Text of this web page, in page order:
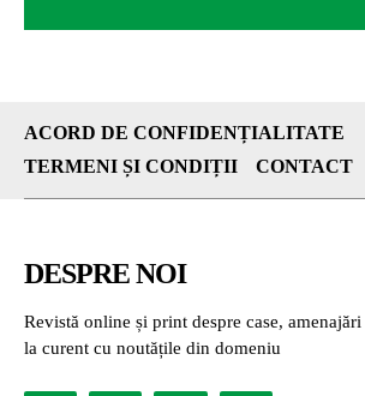
ACORD DE CONFIDENȚIALITATE
TERMENI ȘI CONDIȚII
CONTACT
DESPRE NOI
Revistă online și print despre case,
la curent cu noutățile din domeniu